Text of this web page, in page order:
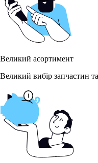
Великий асортимент
Великий вибір запчастин